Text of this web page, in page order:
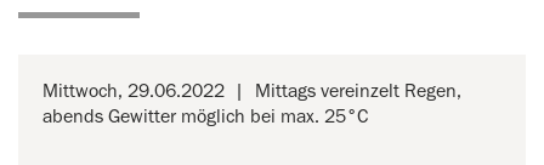
Mittwoch, 29.06.2022
Mittags vereinzelt Regen,
abends Gewitter möglich bei max. 25°C